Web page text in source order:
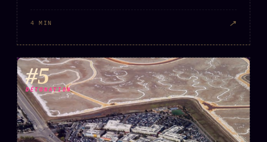
4 MIN ↗
#5
DÉTONATION